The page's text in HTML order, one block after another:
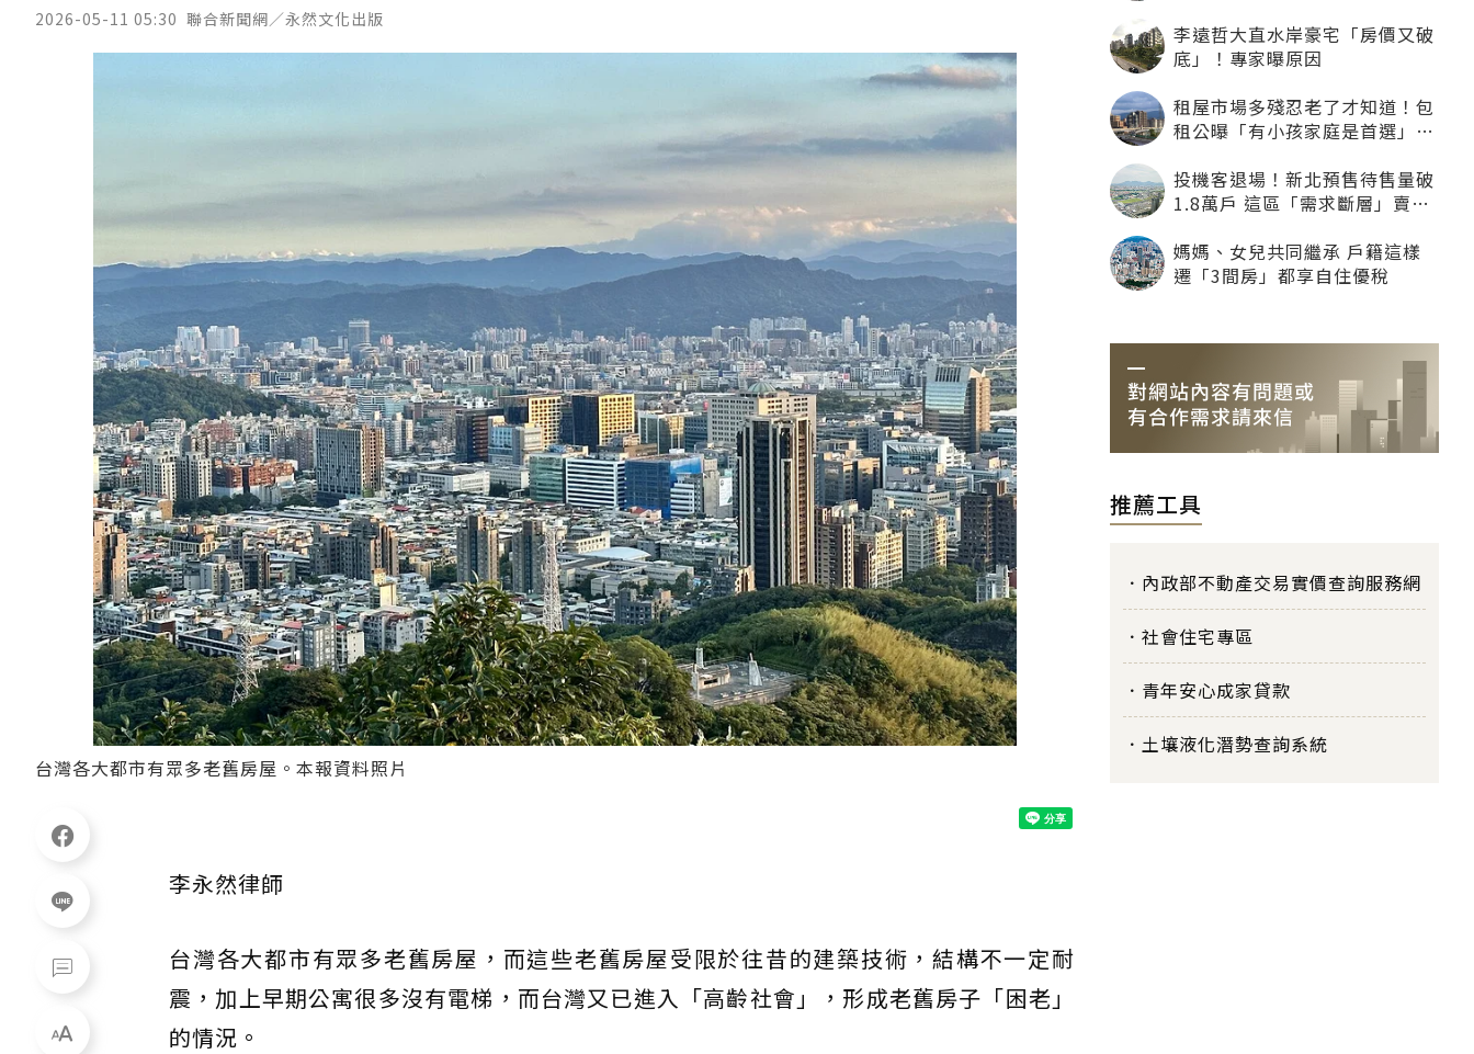
2026-05-11 05:30 聯合新聞網／永然文化出版
台灣各大都市有眾多老舊房屋。本報資料照片
李永然律師
台灣各大都市有眾多老舊房屋，而這些老舊房屋受限於往昔的建築技術，結構不一定耐
震，加上早期公寓很多沒有電梯，而台灣又已進入「高齡社會」，形成老舊房子「困老」
的情況。
李遠哲大直水岸豪宅「房價又破
底」！專家曝原因
租屋市場多殘忍老了才知道！包
租公曝「有小孩家庭是首選」：
投機客退場！新北預售待售量破
1.8萬戶 這區「需求斷層」賣壓
媽媽、女兒共同繼承 戶籍這樣
遷「3間房」都享自住優稅
推薦工具
內政部不動產交易實價查詢服務網
社會住宅專區
青年安心成家貸款
土壤液化潛勢查詢系統